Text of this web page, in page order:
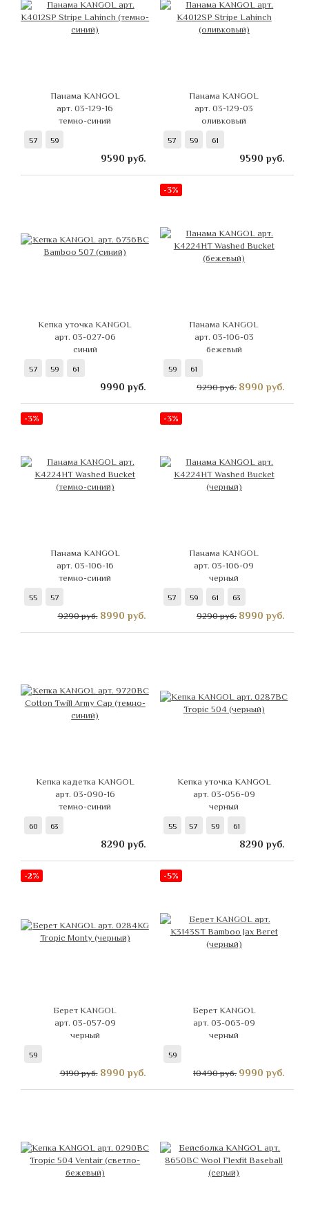
Панама KANGOL
арт. 03-129-16
темно-синий
57 59
9590 руб.
Панама KANGOL
арт. 03-129-03
оливковый
57 59 61
9590 руб.
Кепка уточка KANGOL
арт. 03-027-06
синий
57 59 61
9990 руб.
-3%
Панама KANGOL
арт. 03-106-03
бежевый
59 61
9290 руб. 8990 руб.
-3%
Панама KANGOL
арт. 03-106-16
темно-синий
55 57
9290 руб. 8990 руб.
-3%
Панама KANGOL
арт. 03-106-09
черный
57 59 61 63
9290 руб. 8990 руб.
Кепка кадетка KANGOL
арт. 03-090-16
темно-синий
60 63
8290 руб.
Кепка уточка KANGOL
арт. 03-056-09
черный
55 57 59 61
8290 руб.
-2%
Берет KANGOL
арт. 03-057-09
черный
59
9190 руб. 8990 руб.
-5%
Берет KANGOL
арт. 03-063-09
черный
59
10490 руб. 9990 руб.